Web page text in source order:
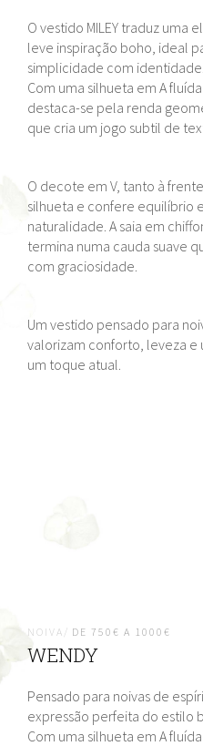
O vestido MILEY traduz uma
leve inspiração boho, ideal
simplicidade com identidade.
Com uma silhueta em A
destaca-se pela renda
que cria um jogo subtil de
O decote em V, tanto à
silhueta e confere equilíbrio
naturalidade. A saia em
termina numa cauda suave
com graciosidade.
Um vestido pensado para
valorizam conforto, leveza
um toque atual.
NOIVA/ DE 750€ A 1000€
WENDY
Pensado para noivas de
expressão perfeita do estilo
Com uma silhueta em A